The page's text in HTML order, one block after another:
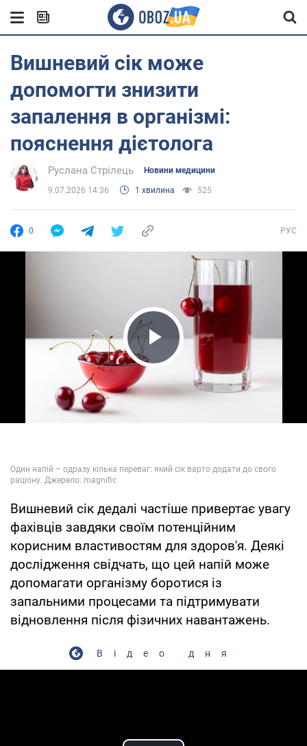
Вишневий сік може
допомогти знизити
запалення в організмі:
пояснення дієтолога
Руслана Стрілець Новини медицини
9.07.2026 14:36 1 хвилина 525
0 РУС
Play Video
Вишневий сік дедалі частіше привертає увагу
фахівців завдяки своїм потенційним
корисним властивостям для здоров'я. Деякі
дослідження свідчать, що цей напій може
допомагати організму боротися із
запальними процесами та підтримувати
відновлення після фізичних навантажень.
Відео дня